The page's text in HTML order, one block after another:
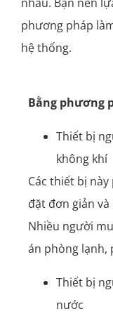
phương pháp
hệ thống.
Bằng phương
Thiết bị
không khí
Các thiết bị
đặt đơn giản
Nhiều người
án phòng lạnh,
Thiết bị
nước